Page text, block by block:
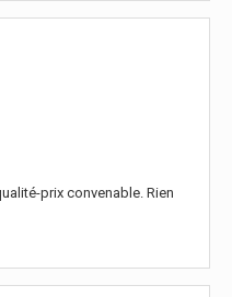
prix convenable. Rien